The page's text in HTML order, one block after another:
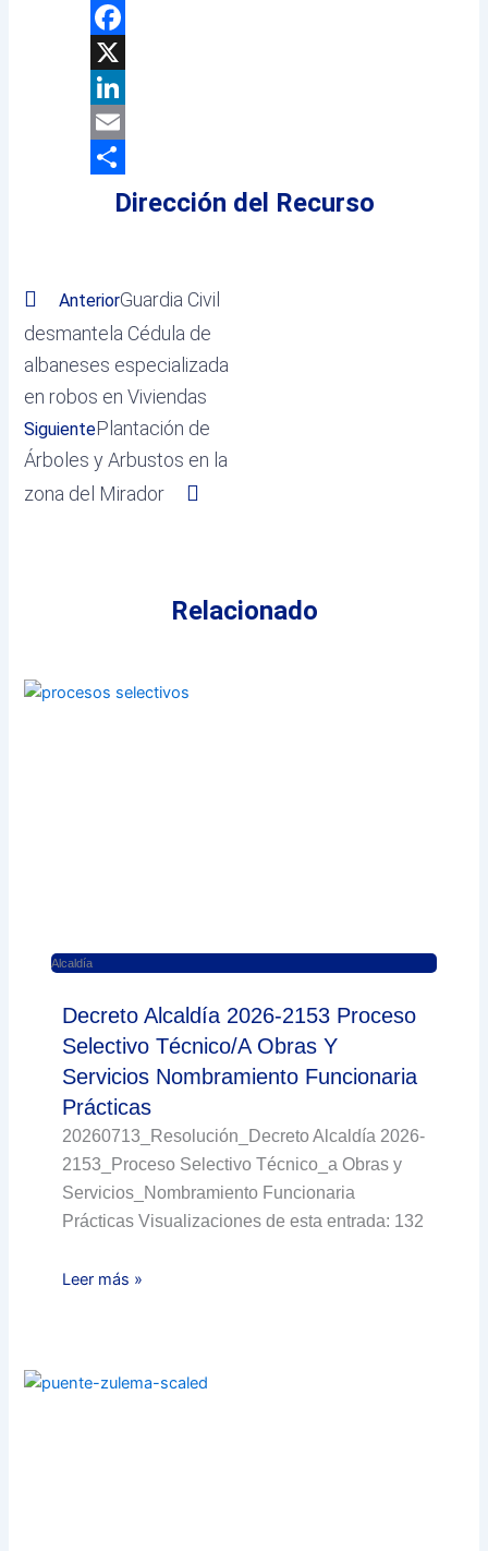
WhatsApp
Facebook
X
LinkedIn
Email
Compartir
Dirección del Recurso
AnteriorGuardia Civil
desmantela Cédula de
albaneses especializada
en robos en Viviendas
SiguientePlantación de
Árboles y Arbustos en la
zona del Mirador
Relacionado
Alcaldía
Decreto Alcaldía 2026-2153 Proceso
Selectivo Técnico/a Obras Y
Servicios Nombramiento Funcionaria
Prácticas
20260713_Resolución_Decreto Alcaldía 2026-
2153_Proceso Selectivo Técnico_a Obras y
Servicios_Nombramiento Funcionaria
Prácticas Visualizaciones de esta entrada: 132
Leer más »